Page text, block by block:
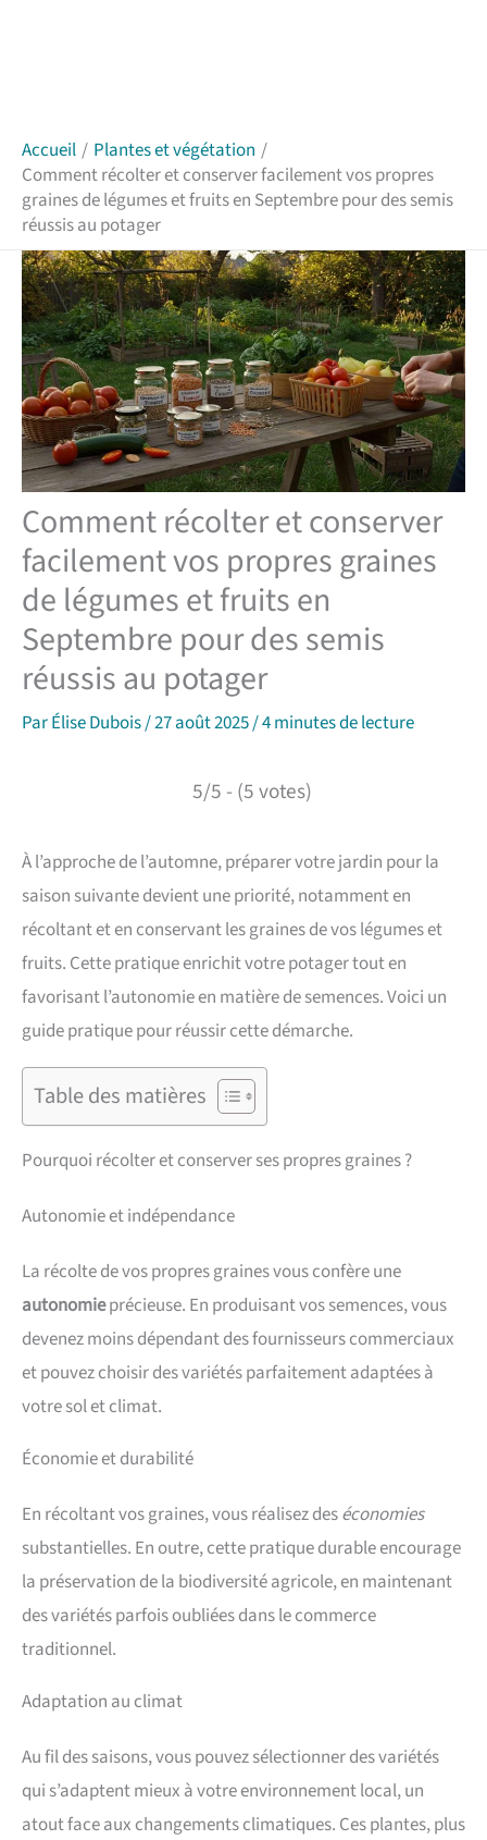
Accueil
Plantes et végétation
Comment récolter et conserver facilement vos propres
graines de légumes et fruits en Septembre pour des semis
réussis au potager
Comment récolter et conserver
facilement vos propres graines
de légumes et fruits en
Septembre pour des semis
réussis au potager
ParÉlise Dubois/27 août 2025/4 minutes de lecture
5/5 - (5 votes)
À l’approche de l’automne, préparer votre jardin pour la
saison suivante devient une priorité, notamment en
récoltant et en conservant les graines de vos légumes et
fruits. Cette pratique enrichit votre potager tout en
favorisant l’autonomie en matière de semences. Voici un
guide pratique pour réussir cette démarche.
Table des matières
Pourquoi récolter et conserver ses propres graines ?
Autonomie et indépendance
La récolte de vos propres graines vous confère une
autonomieprécieuse. En produisant vos semences, vous
devenez moins dépendant des fournisseurs commerciaux
et pouvez choisir des variétés parfaitement adaptées à
votre sol et climat.
Économie et durabilité
En récoltant vos graines, vous réalisez deséconomies
substantielles. En outre, cette pratique durable encourage
la préservation de la biodiversité agricole, en maintenant
des variétés parfois oubliées dans le commerce
traditionnel.
Adaptation au climat
Au fil des saisons, vous pouvez sélectionner des variétés
qui s’adaptent mieux à votre environnement local, un
atout face aux changements climatiques. Ces plantes, plus